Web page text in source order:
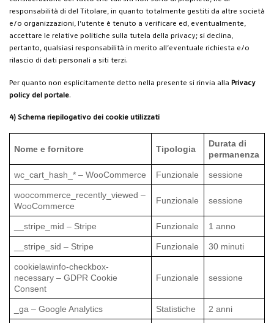
responsabilità di del Titolare, in quanto totalmente gestiti da altre società
e/o organizzazioni, l’utente è tenuto a verificare ed, eventualmente,
accettare le relative politiche sulla tutela della privacy; si declina,
pertanto, qualsiasi responsabilità in merito all’eventuale richiesta e/o
rilascio di dati personali a siti terzi.
Per quanto non esplicitamente detto nella presente si rinvia alla Privacy
policy del portale.
4) Schema riepilogativo dei cookie utilizzati
Nome e fornitore Tipologia
Durata di
permanenza
wc_cart_hash_* – WooCommerce Funzionale sessione
woocommerce_recently_viewed –
WooCommerce
Funzionale sessione
__stripe_mid – Stripe Funzionale 1 anno
__stripe_sid – Stripe Funzionale 30 minuti
cookielawinfo-checkbox-
necessary – GDPR Cookie
Consent
Funzionale sessione
_ga – Google Analytics Statistiche 2 anni